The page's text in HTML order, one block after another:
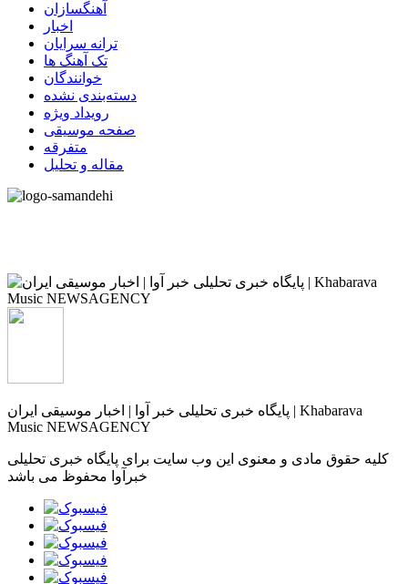
آهنگسازان
اخبار
ترانه سرایان
تک آهنگ ها
خوانندگان
دسته‌بندی نشده
رویداد ویژه
صفحه موسیقی
متفرقه
مقاله و تحلیل
پایگاه خبری تحلیلی خبر آوا | اخبار موسیقی ایران | Khabarava
Music NEWSAGENCY
کلیه حقوق مادی و معنوی این وب سایت برای پایگاه خبری تحلیلی
خبرآوا محفوظ می باشد